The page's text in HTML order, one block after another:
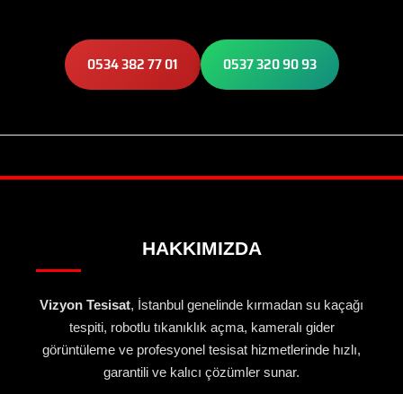
0534 382 77 01 0537 320 90 93
HAKKIMIZDA
Vizyon Tesisat, İstanbul genelinde kırmadan su kaçağı
tespiti, robotlu tıkanıklık açma, kameralı gider
görüntüleme ve profesyonel tesisat hizmetlerinde hızlı,
garantili ve kalıcı çözümler sunar.